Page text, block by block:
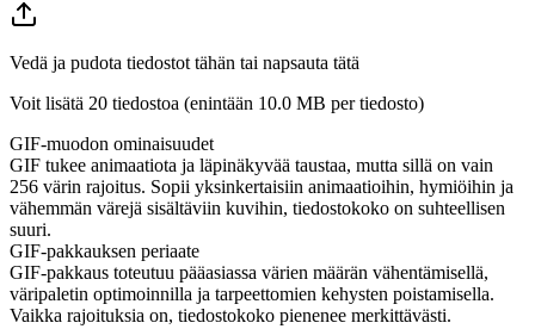
Vedä ja pudota tiedostot tähän tai napsauta tätä
Voit lisätä 20 tiedostoa (enintään 10.0 MB per tiedosto)
GIF-muodon ominaisuudet
GIF tukee animaatiota ja läpinäkyvää taustaa, mutta sillä on vain
256 värin rajoitus. Sopii yksinkertaisiin animaatioihin, hymiöihin ja
vähemmän värejä sisältäviin kuvihin, tiedostokoko on suhteellisen
suuri.
GIF-pakkauksen periaate
GIF-pakkaus toteutuu pääasiassa värien määrän vähentämisellä,
väripaletin optimoinnilla ja tarpeettomien kehysten poistamisella.
Vaikka rajoituksia on, tiedostokoko pienenee merkittävästi.